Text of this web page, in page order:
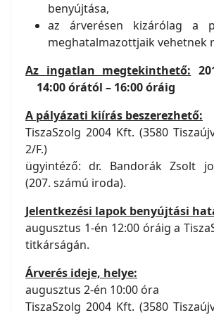
benyújtása,
az árverésen kizárólag a
meghatalmazottjaik vehetnek
Az ingatlan megtekinthető:
14:00 órától – 16:00 óráig
A pályázati kiírás beszerezhető:
TiszaSzolg 2004 Kft. (3580
2/F.)
ügyintéző: dr. Bandorák Zsolt
(207. számú iroda).
Jelentkezési lapok benyújtási
augusztus 1-én 12:00 óráig a
titkárságán.
Árverés ideje, helye:
augusztus 2-én 10:00 óra
TiszaSzolg 2004 Kft. (3580